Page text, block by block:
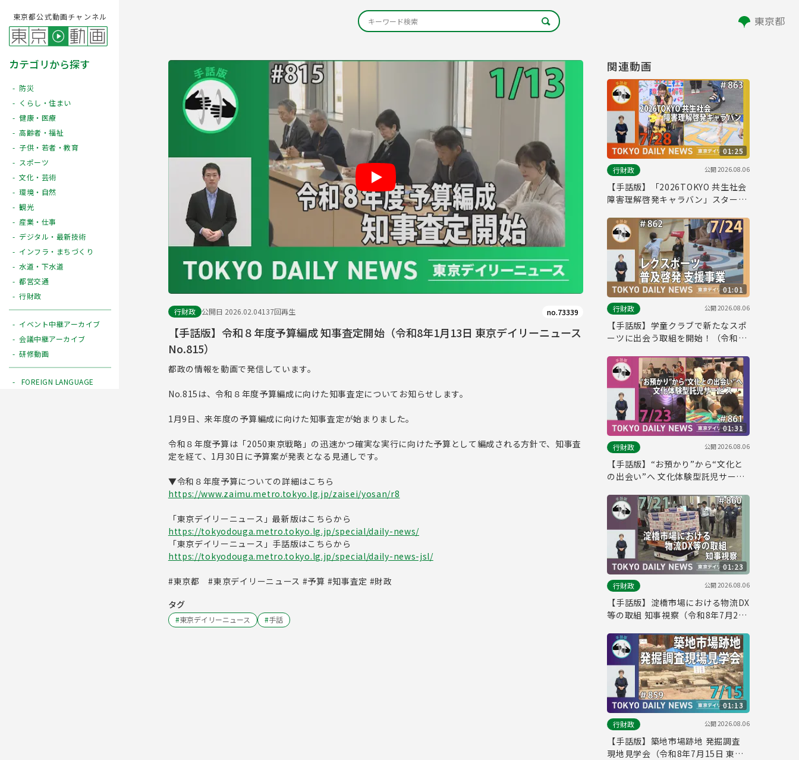
東京都公式動画チャンネル
カテゴリから探す
防災
くらし・住まい
健康・医療
高齢者・福祉
子供・若者・教育
スポーツ
文化・芸術
環境・自然
観光
産業・仕事
デジタル・最新技術
インフラ・まちづくり
水道・下水道
都営交通
行財政
イベント中継アーカイブ
会議中継アーカイブ
研修動画
FOREIGN LANGUAGE
行財政 公開日 2026.02.04137回再生 no.73339
【手話版】令和８年度予算編成 知事査定開始（令和8年1月13日 東京デイリーニュース
No.815）
都政の情報を動画で発信しています。
No.815は、令和８年度予算編成に向けた知事査定についてお知らせします。
1月9日、来年度の予算編成に向けた知事査定が始まりました。
令和８年度予算は「2050東京戦略」の迅速かつ確実な実行に向けた予算として編成される方針で、知事査
定を経て、1月30日に予算案が発表となる見通しです。
▼令和８年度予算についての詳細はこちら
https://www.zaimu.metro.tokyo.lg.jp/zaisei/yosan/r8
「東京デイリーニュース」最新版はこちらから
https://tokyodouga.metro.tokyo.lg.jp/special/daily-news/
「東京デイリーニュース」手話版はこちらから
https://tokyodouga.metro.tokyo.lg.jp/special/daily-news-jsl/
#東京都 #東京デイリーニュース #予算 #知事査定 #財政
タグ
#東京デイリーニュース #手話
関連動画
01:25
行財政
公開2026.08.06
【手話版】「2026TOKYO 共生社会
障害理解啓発キャラバン」スター
ーニュース No.863）
01:01
行財政
公開2026.08.06
【手話版】学童クラブで新たなスポ
ーツに出会う取組を開始！（令和8
No.862）
01:31
行財政
公開2026.08.06
【手話版】“お預かり”から“文化と
の出会い”へ 文化体験型託児サービ
ニュース No.861）
01:23
行財政
公開2026.08.06
【手話版】淀橋市場における物流DX
等の取組 知事視察（令和8年7月21
01:13
行財政
公開2026.08.06
【手話版】築地市場跡地 発掘調査
現地見学会（令和8年7月15日 東京